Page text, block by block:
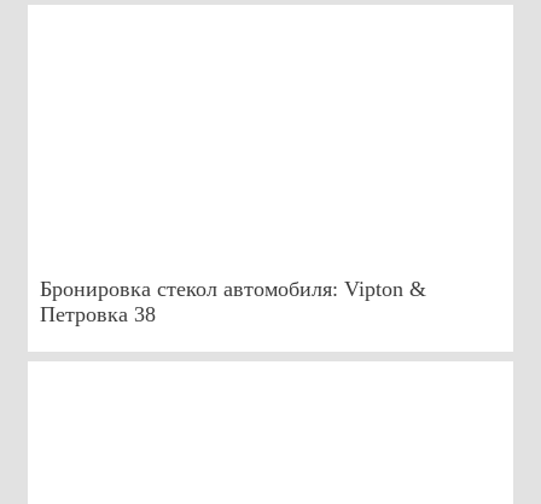
Бронировка стекол автомобиля: Vipton &
Петровка 38